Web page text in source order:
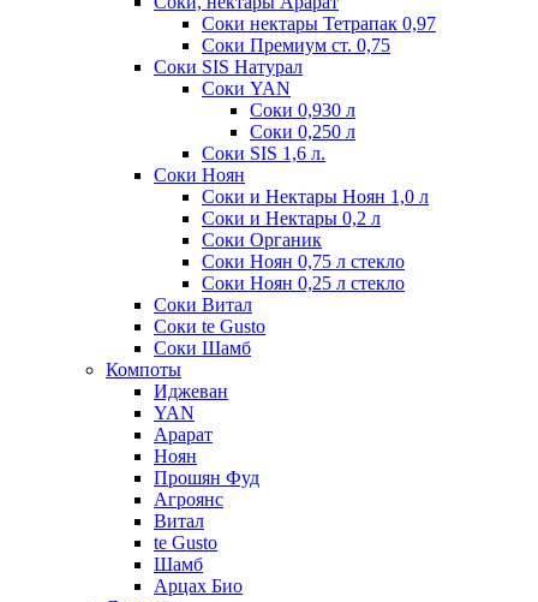
Соки нектары Тетрапак 0,97
Соки Премиум ст. 0,75
Соки SIS Натурал
Соки YAN
Соки 0,930 л
Соки 0,250 л
Соки SIS 1,6 л.
Соки Ноян
Соки и Нектары Ноян 1,0 л
Соки и Нектары 0,2 л
Соки Органик
Соки Ноян 0,75 л стекло
Соки Ноян 0,25 л стекло
Соки Витал
Соки te Gusto
Соки Шамб
Компоты
Иджеван
YAN
Арарат
Ноян
Прошян Фуд
Агроянс
Витал
te Gusto
Шамб
Арцах Био